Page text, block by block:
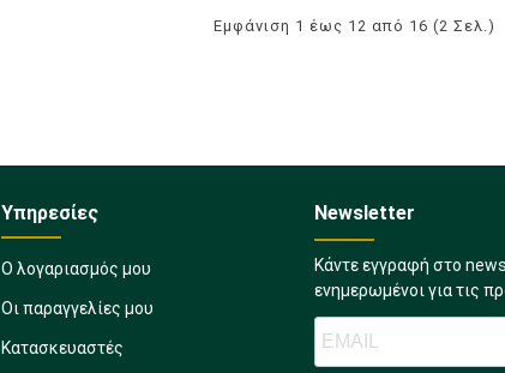
Εμφάνιση 1 έως 12 από 16 (2 Σελ.)
Υπηρεσίες
Ο λογαριασμός μου
Οι παραγγελίες μου
Κατασκευαστές
Newsletter
Κάντε εγγραφή στο
ενημερωμένοι για τις